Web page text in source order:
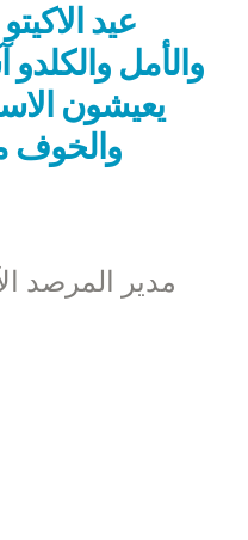
والأمل
يعيشون
والخوف
مدير المرصد